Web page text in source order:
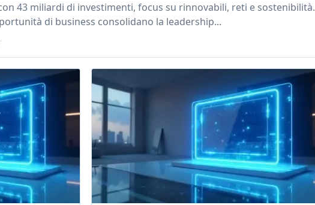
43 miliardi di investimenti, focus su rinnovabili, reti e sostenibilità.
di business consolidano la leadership...